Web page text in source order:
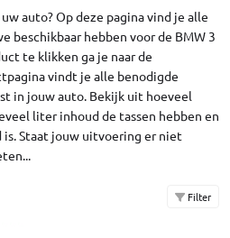
auto? Op deze pagina vind je alle
beschikbaar hebben voor de BMW 3
te klikken ga je naar de
vindt je alle benodigde
in jouw auto. Bekijk uit hoeveel
liter inhoud de tassen hebben en
Staat jouw uitvoering er niet
Filter